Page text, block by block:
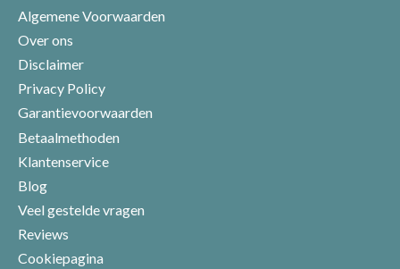
Uw beoordeling
Algemene Voorwaarden
Over ons
Disclaimer
Privacy Policy
Garantievoorwaarden
Betaalmethoden
Klantenservice
Blog
Veel gestelde vragen
Reviews
Cookiepagina